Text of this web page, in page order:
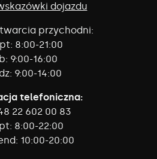
dojazdu
przychodni:
8:00-21:00
9:00-16:00
9:00-14:00
telefoniczna:
22 602 00 83
8:00-22:00
10:00-20:00